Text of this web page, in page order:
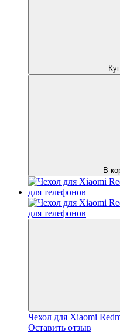
В
Чехол для Xiaomi
Оставить отзыв